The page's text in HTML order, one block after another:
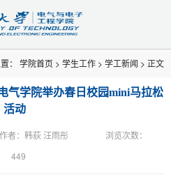
： 学院首页 > 学生工作 > 学工新闻 > 正文
气学院举办春日校园mini马拉松
活动
作者：韩荻 汪雨彤
浏览次数：
449